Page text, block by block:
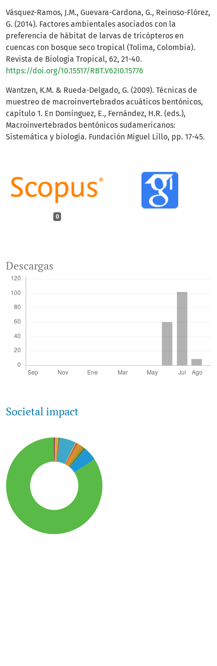
0
Descargas
Societal impact
Vásquez-Ramos, J.M., Guevara-Cardona, G., Reinoso-Flórez,
G. (2014). Factores ambientales asociados con la
preferencia de hábitat de larvas de tricópteros en
cuencas con bosque seco tropical (Tolima, Colombia).
Revista de Biologia Tropical, 62, 21-40.
https://doi.org/10.15517/RBT.V62I0.15776
Wantzen, K.M. & Rueda-Delgado, G. (2009). Técnicas de
muestreo de macroinvertebrados acuáticos bentónicos,
capítulo 1. En Domínguez, E., Fernández, H.R. (eds.),
Macroinvertebrados bentónicos sudamericanos:
Sistemática y biología. Fundación Miguel Lillo, pp. 17-45.